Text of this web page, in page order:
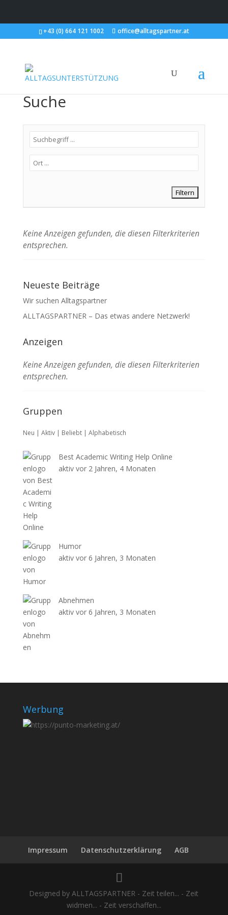
+43 (0) 664 121 1002 office@alltagspartner.at
Suche
Keine Anzeigen gefunden, die diesen Filterkriterien
entsprechen.
Neueste Beiträge
Wir suchen Alltagspartner
ALLTAGSPARTNER – Das etwas andere Netzwerk!
Anzeigen
Keine Anzeigen gefunden, die diesen Filterkriterien
entsprechen.
Gruppen
Neu | Aktiv | Beliebt | Alphabetisch
Best Academic Writing Help Online
aktiv vor 2 Jahren, 4 Monaten
Humor
aktiv vor 6 Jahren, 3 Monaten
Abnehmen
aktiv vor 6 Jahren, 3 Monaten
Werbung
Impressum Datenschutzerklärung AGB
Designed by ALLTAGSPARTNER - Zeit teilen... - Zeit
widmen... - Zeit verschaffen...